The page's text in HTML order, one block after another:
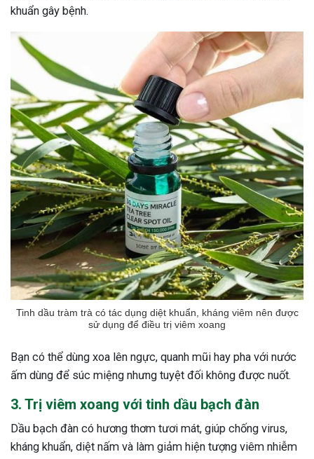
Sau Sinh Có Tự Khỏi
Thông Tin Cần Biết
sau sinh là tình trạng viêm da
phổ biến, khiến đôi bàn tay,
của chị em trở nên khô...
khuẩn gây bệnh.
Tinh dầu tràm trà có tác dụng diệt khuẩn, kháng viêm nên được
sử dụng để điều trị viêm xoang
Bạn có thể dùng xoa lên ngực, quanh mũi hay pha với nước
ấm dùng để súc miệng nhưng tuyệt đối không được nuốt.
3. Trị viêm xoang với tinh dầu bạch đàn
Dầu bạch đàn có hương thơm tươi mát, giúp chống virus,
kháng khuẩn, diệt nấm và làm giảm hiện tượng viêm nhiễm